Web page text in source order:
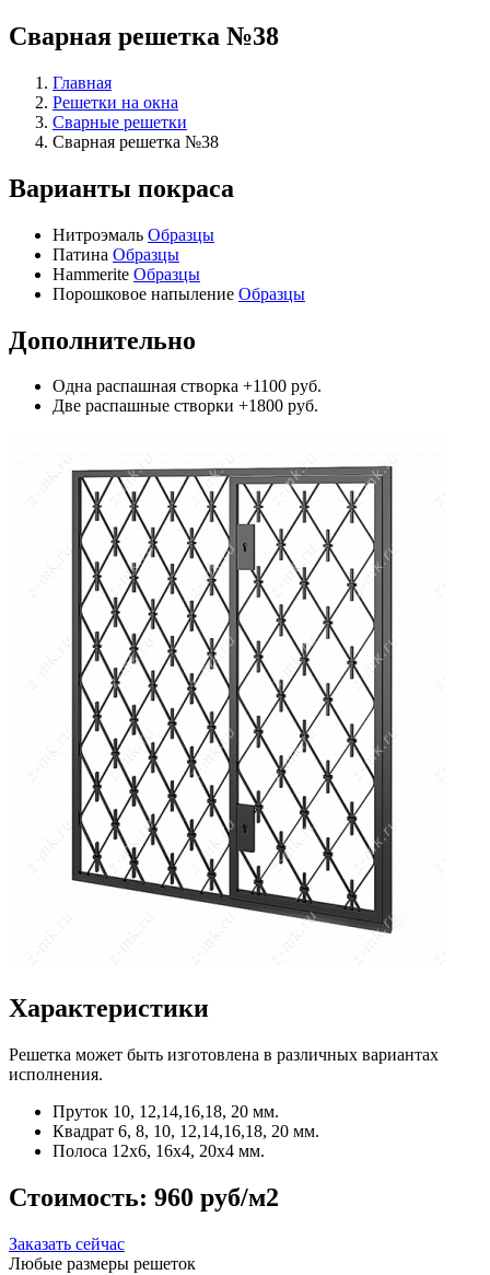
Сварная решетка №38
Главная
Решетки на окна
Сварные решетки
Сварная решетка №38
Варианты покраса
Нитроэмаль Образцы
Патина Образцы
Hammerite Образцы
Порошковое напыление Образцы
Дополнительно
Одна распашная створка +1100 руб.
Две распашные створки +1800 руб.
Характеристики
Решетка может быть изготовлена в различных вариантах
исполнения.
Пруток 10, 12,14,16,18, 20 мм.
Квадрат 6, 8, 10, 12,14,16,18, 20 мм.
Полоса 12x6, 16x4, 20x4 мм.
Стоимость: 960 руб/м2
Заказать сейчас
Любые размеры решеток